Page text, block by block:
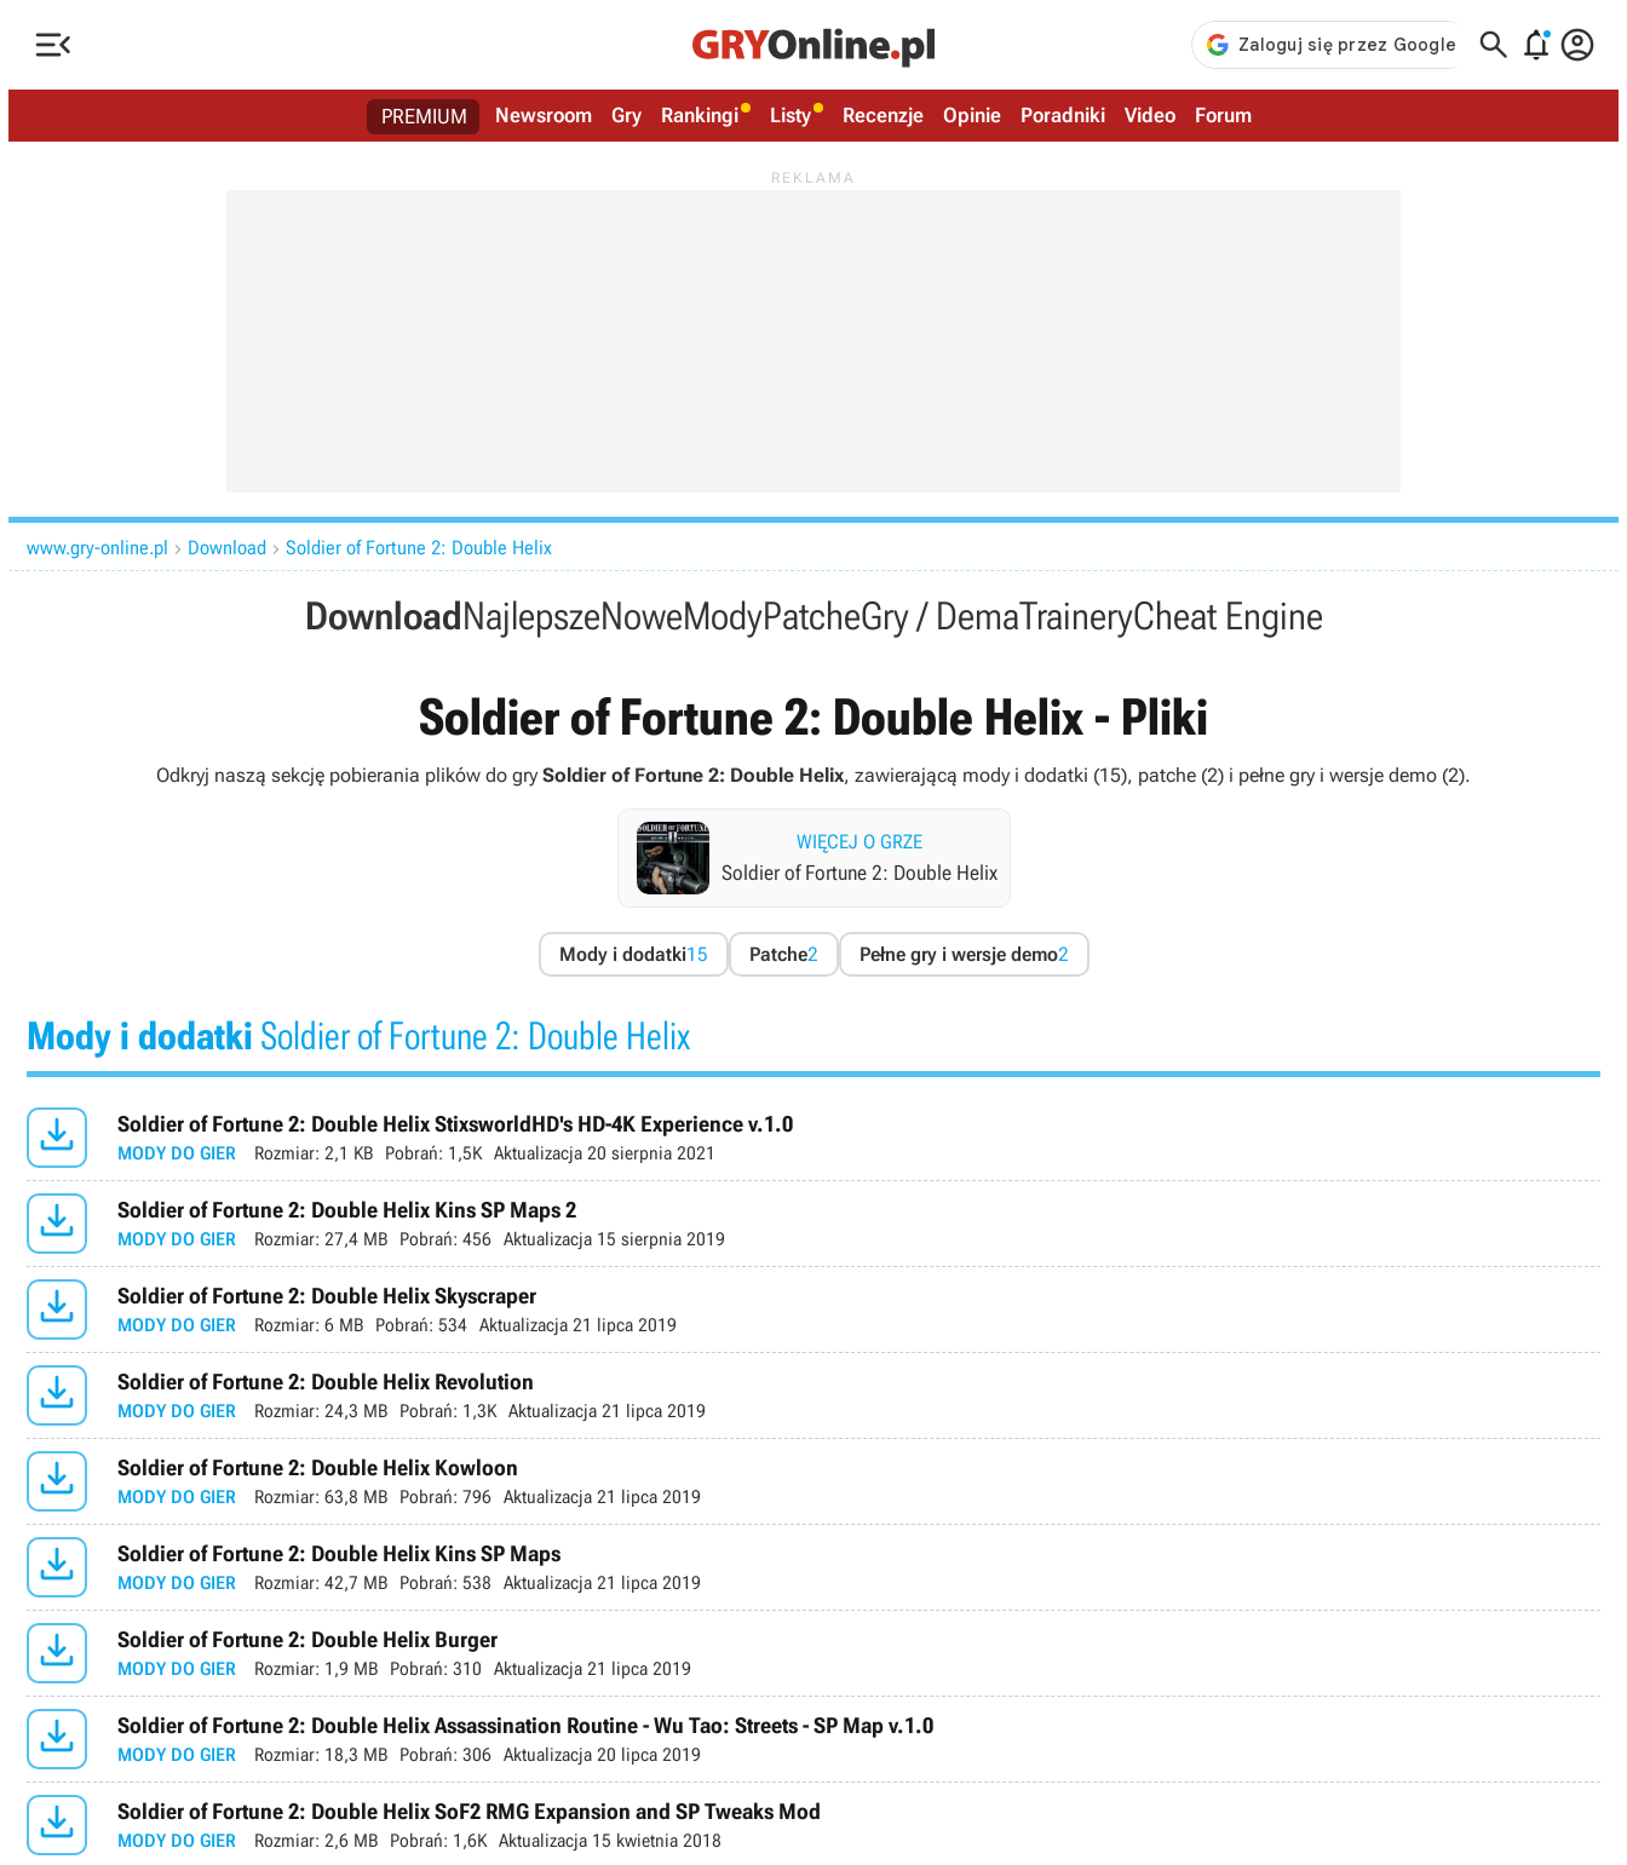
   
PREMIUM Newsroom Gry Rankingi Listy Recenzje Opinie Poradniki Video Forum
www.gry-online.pl  Download  Soldier of Fortune 2: Double Helix
DownloadNajlepszeNoweModyPatcheGry / DemaTraineryCheat Engine
Soldier of Fortune 2: Double Helix - Pliki
Odkryj naszą sekcję pobierania plików do gry Soldier of Fortune 2: Double Helix, zawierającą mody i dodatki (15), patche (2) i pełne gry i wersje demo (2).
WIĘCEJ O GRZE
Soldier of Fortune 2: Double Helix
Mody i dodatki15 Patche2 Pełne gry i wersje demo2
Mody i dodatki Soldier of Fortune 2: Double Helix
 Soldier of Fortune 2: Double Helix StixsworldHD's HD-4K Experience v.1.0
MODY DO GIER Rozmiar: 2,1 KB Pobrań: 1,5K Aktualizacja 20 sierpnia 2021
 Soldier of Fortune 2: Double Helix Kins SP Maps 2
MODY DO GIER Rozmiar: 27,4 MB Pobrań: 456 Aktualizacja 15 sierpnia 2019
 Soldier of Fortune 2: Double Helix Skyscraper
MODY DO GIER Rozmiar: 6 MB Pobrań: 534 Aktualizacja 21 lipca 2019
 Soldier of Fortune 2: Double Helix Revolution
MODY DO GIER Rozmiar: 24,3 MB Pobrań: 1,3K Aktualizacja 21 lipca 2019
 Soldier of Fortune 2: Double Helix Kowloon
MODY DO GIER Rozmiar: 63,8 MB Pobrań: 796 Aktualizacja 21 lipca 2019
 Soldier of Fortune 2: Double Helix Kins SP Maps
MODY DO GIER Rozmiar: 42,7 MB Pobrań: 538 Aktualizacja 21 lipca 2019
 Soldier of Fortune 2: Double Helix Burger
MODY DO GIER Rozmiar: 1,9 MB Pobrań: 310 Aktualizacja 21 lipca 2019
 Soldier of Fortune 2: Double Helix Assassination Routine - Wu Tao: Streets - SP Map v.1.0
MODY DO GIER Rozmiar: 18,3 MB Pobrań: 306 Aktualizacja 20 lipca 2019
 Soldier of Fortune 2: Double Helix SoF2 RMG Expansion and SP Tweaks Mod
MODY DO GIER Rozmiar: 2,6 MB Pobrań: 1,6K Aktualizacja 15 kwietnia 2018